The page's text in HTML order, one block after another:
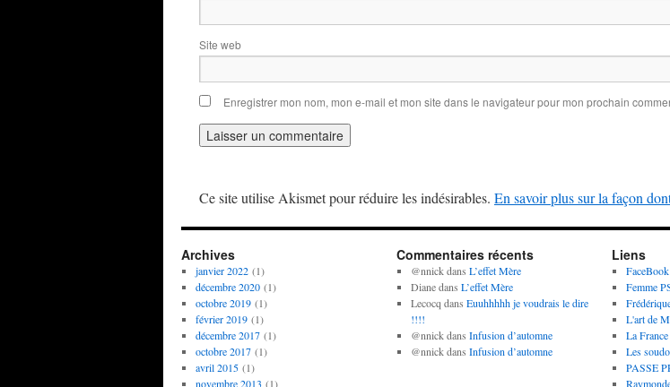
Site web
Enregistrer mon nom, mon e-mail et mon site dans le navigateur pour mon prochain
Ce site utilise Akismet pour réduire les indésirables. En savoir plus sur la façon
Archives
janvier 2022(1)
décembre 2020(1)
octobre 2019(1)
février 2019(1)
décembre 2017(1)
octobre 2017(1)
avril 2015(1)
novembre 2013 (1)
Commentaires récents
@nnickdans L’effet Mère
Dianedans L’effet Mère
Lecocq dans Euuhhhhh je voudrais le dire
!!!!
@nnickdans Infusion d’automne
@nnickdans Infusion d’automne
Liens
FaceBook
Femme
L'art de
La
Les
PASSE